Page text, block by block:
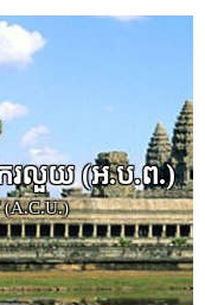
ករលួយ​ (អ.ប.ព.)
(A.C.U.)